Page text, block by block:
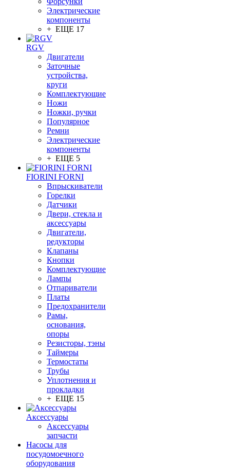
Электрические
компоненты
+ ЕЩЕ 17
RGV
Двигатели
Заточные
устройства,
круги
Комплектующие
Ножи
Ножки, ручки
Популярное
Ремни
Электрические
компоненты
+ ЕЩЕ 5
FIORINI FORNI
Впрыскиватели
Горелки
Датчики
Двери, стекла и
аксессуары
Двигатели,
редукторы
Клапаны
Кнопки
Комплектующие
Лампы
Отпариватели
Платы
Предохранители
Рамы,
основания,
опоры
Резисторы, тэны
Таймеры
Термостаты
Трубы
Уплотнения и
прокладки
+ ЕЩЕ 15
Аксессуары
Аксессуары
запчасти
Насосы для
посудомоечного
оборудования